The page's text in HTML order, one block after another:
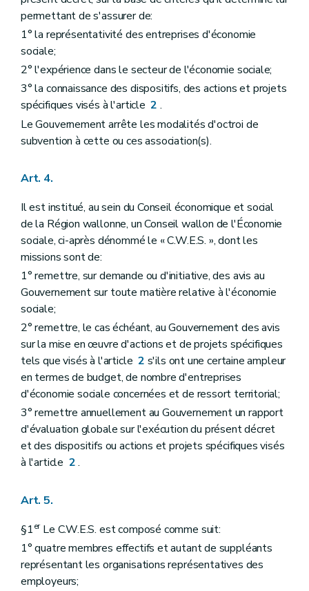
permettant de s'assurer de:
1° la représentativité des entreprises d'économie
sociale;
2° l'expérience dans le secteur de l'économie sociale;
3° la connaissance des dispositifs, des actions et projets
spécifiques visés à l'article2 .
Le Gouvernement arrête les modalités d'octroi de
subvention à cette ou ces association(s).
Art. 4.
Il est institué, au sein du Conseil économique et social
de la Région wallonne, un Conseil wallon de l'Économie
sociale, ci-après dénommé le « C.W.E.S. », dont les
missions sont de:
1° remettre, sur demande ou d'initiative, des avis au
Gouvernement sur toute matière relative à l'économie
sociale;
2° remettre, le cas échéant, au Gouvernement des avis
sur la mise en œuvre d'actions et de projets spécifiques
tels que visés à l'article 2 s'ils ont une certaine ampleur
en termes de budget, de nombre d'entreprises
d'économie sociale concernées et de ressort territorial;
3° remettre annuellement au Gouvernement un rapport
d'évaluation globale sur l'exécution du présent décret
et des dispositifs ou actions et projets spécifiques visés
à l'article 2.
Art. 5.
§1erLe C.W.E.S. est composé comme suit:
1° quatre membres effectifs et autant de suppléants
représentant les organisations représentatives des
employeurs;